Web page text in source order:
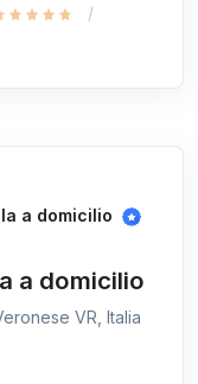
a domicilio
a domicilio
VR, Italia